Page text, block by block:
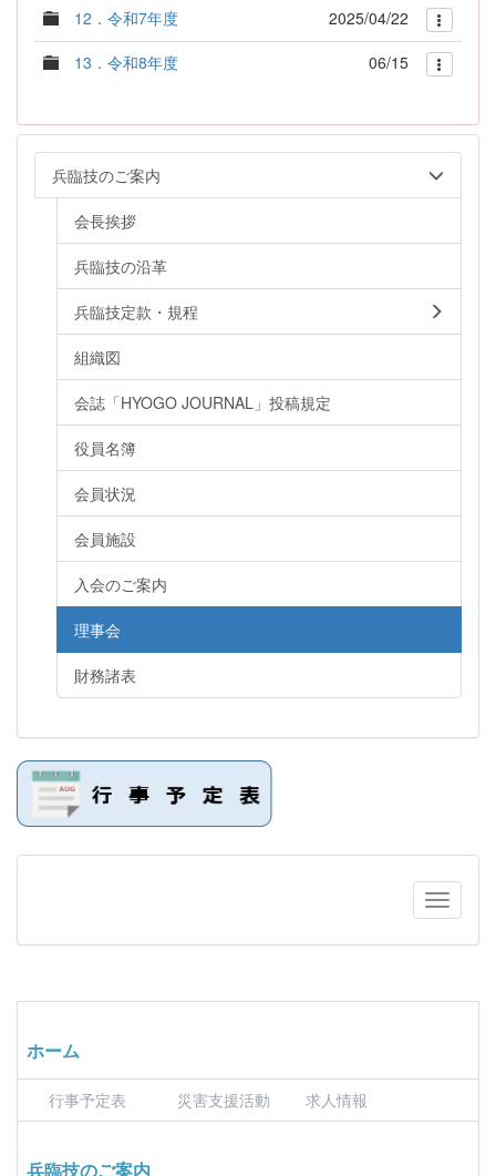
12．令和7年度
2025/04/22
13．令和8年度
06/15
兵臨技のご案内
会長挨拶
兵臨技の沿革
兵臨技定款・規程
組織図
会誌「HYOGO JOURNAL」投稿規定
役員名簿
会員状況
会員施設
入会のご案内
理事会
財務諸表
ホーム
行事予定表 災害支援活動 求人情報
兵臨技のご案内